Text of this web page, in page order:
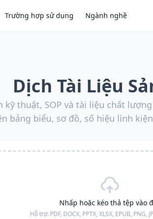
Trường hợp sử dụng Ngành nghề
Dịch Tài Liệu
kỹ thuật, SOP và tài liệu chất
bảng biểu, sơ đồ, số hiệu linh
Nhấp hoặc kéo thả tệp vào
Hỗ trợ: PDF, DOCX, PPTX, XLSX, EPUB, PNG,